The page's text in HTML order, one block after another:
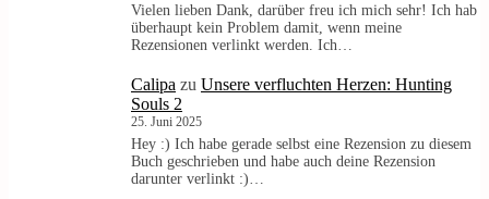
Vielen lieben Dank, darüber freu ich mich sehr! Ich hab
überhaupt kein Problem damit, wenn meine
Rezensionen verlinkt werden. Ich…
Calipa zu Unsere verfluchten Herzen: Hunting
Souls 2
25. Juni 2025
Hey :) Ich habe gerade selbst eine Rezension zu diesem
Buch geschrieben und habe auch deine Rezension
darunter verlinkt :)…